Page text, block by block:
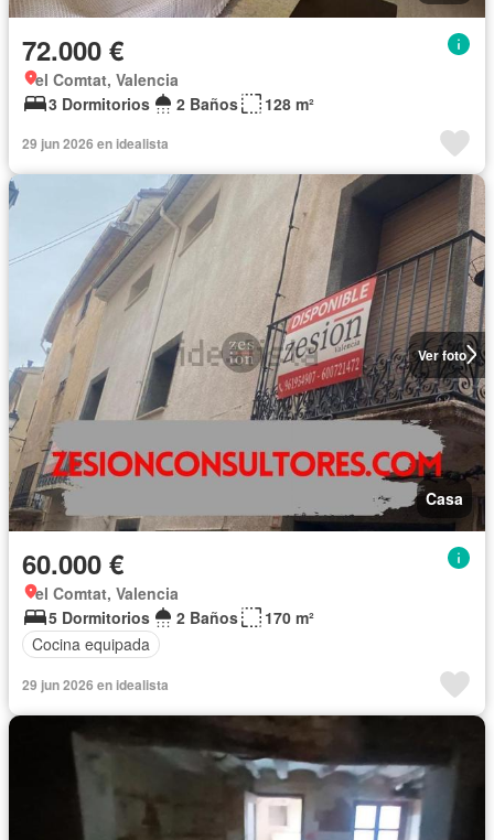
72.000 €
el Comtat, Valencia
3 Dormitorios
2 Baños 128 m²
29 jun 2026 en idealista
Ver foto
Casa
60.000 €
el Comtat, Valencia
5 Dormitorios
2 Baños
170 m²
Cocina equipada
29 jun 2026 en idealista